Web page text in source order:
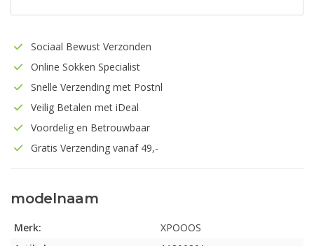
Sociaal Bewust Verzonden
Online Sokken Specialist
Snelle Verzending met Postnl
Veilig Betalen met iDeal
Voordelig en Betrouwbaar
Gratis Verzending vanaf 49,-
modelnaam
Merk:
XPOOOS